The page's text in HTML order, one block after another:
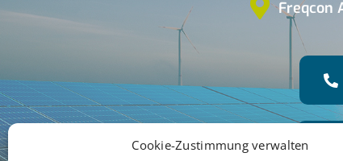
Cookie-Zustimmung verwalten
Freqcon